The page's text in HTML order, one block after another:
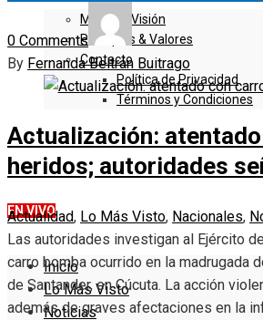
Misión & Visión
Principios & Valores
Contacto
Política de Privacidad
Términos y Condiciones
DENUNCIE
EN VIVO
Inicio
Lo Más Visto
Noticias
0 Comments
By Fernanda Beltrán Buitrago
Actualización:
heridos; autoridades
Actualidad, Lo Más Visto, Nacionales,
Las autoridades investigan al Ejército
carro bomba ocurrido en la madrugada
de Santander, en Cúcuta. La acción
además de graves afectaciones en la